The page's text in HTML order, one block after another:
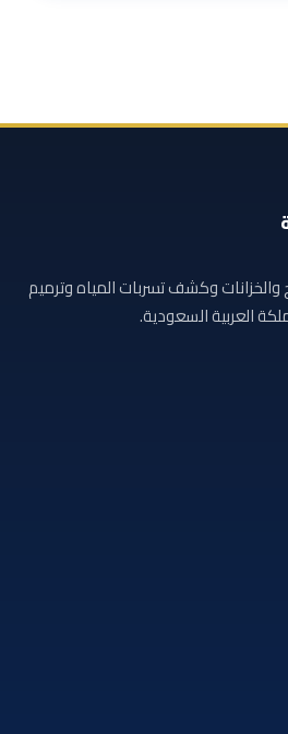
وكشف تسربات المياه وترميم
العربية السعودية.